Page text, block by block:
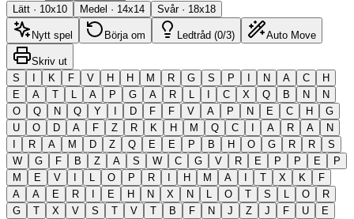
Lätt · 10x10 Medel · 14x14 Svår· 18x18
Nytt spel Börja om Ledtråd (0/3) Auto Move
Skriv ut
S
I K F V H H M R G S P I N A C
H
E
A T L A P G A R L I C X Q B N
N
O
Q N Q Y I D F F V A P N E C H
G
U
O D A F Z R K H M Q C I A R A
N
I
R A M D Z Q E E P B H O G R R
S
W
G F B Z A S W C G V R E P P E
P
M
E V I L O P R I H M A I T X K
F
A
A E R I E H N X N L O T S L O
R
G
T X V S T V T B F N J Z J F U
E